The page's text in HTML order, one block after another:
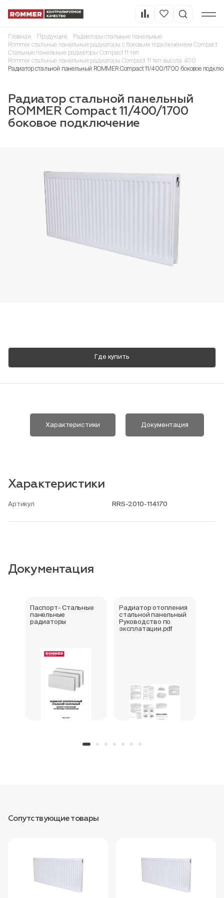
Главная Продукция
Радиаторы стальные панельные
Rommer стальные панельные радиаторы с боковым подключением Compact
Стальные панельные радиаторы Compact 11 тип
Rommer стальные панельные радиаторы Compact 11 тип высота 400
Радиатор стальной панельный ROMMER Compact 11/400/1700 боковое
Радиатор стальной панельный
ROMMER Compact 11/400/1700
боковое подключение
Где купить
Характеристики Документация
Характеристики
Артикул RRS-2010-114170
Документация
Паспорт- Стальные
панельные
радиаторы
Радиатор отопления
стальной панельный
Руководство по
эксплатации.pdf
Сопутствующие товары